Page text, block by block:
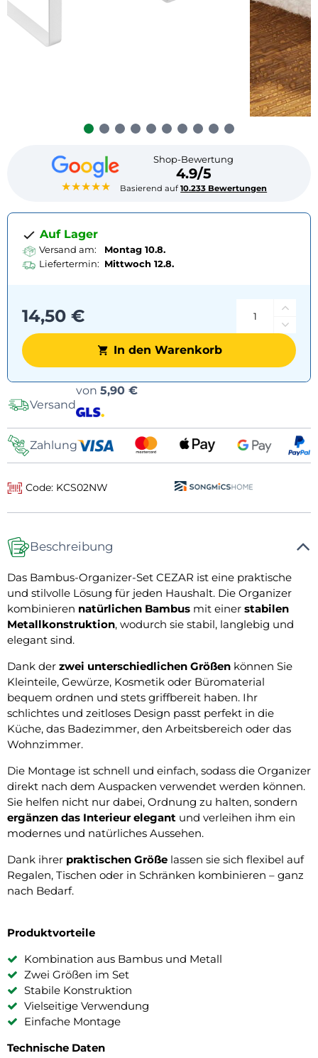
★★★★★
Shop-Bewertung
4.9/5
Basierend auf10.233 Bewertungen
Auf Lager
Versand am:
Montag 10.8.
Liefertermin: Mittwoch 12.8.
14,50 €
In den Warenkorb
Versand
von 5,90 €
Zahlung
Code: KCS02NW
Beschreibung
Das Bambus-Organizer-Set CEZAR ist eine praktische
und stilvolle Lösung für jeden Haushalt. Die Organizer
kombinieren natürlichen Bambus mit einer stabilen
Metallkonstruktion, wodurch sie stabil, langlebig und
elegant sind.
Dank der zwei unterschiedlichen Größen können Sie
Kleinteile, Gewürze, Kosmetik oder Büromaterial
bequem ordnen und stets griffbereit haben. Ihr
schlichtes und zeitloses Design passt perfekt in die
Küche, das Badezimmer, den Arbeitsbereich oder das
Wohnzimmer.
Die Montage ist schnell und einfach, sodass die Organizer
direkt nach dem Auspacken verwendet werden können.
Sie helfen nicht nur dabei, Ordnung zu halten, sondern
ergänzen das Interieur elegant und verleihen ihm ein
modernes und natürliches Aussehen.
Dank ihrer praktischen Größe lassen sie sich flexibel auf
Regalen, Tischen oder in Schränken kombinieren – ganz
nach Bedarf.
Produktvorteile
Kombination aus Bambus und Metall
Zwei Größen im Set
Stabile Konstruktion
Vielseitige Verwendung
Einfache Montage
Technische Daten